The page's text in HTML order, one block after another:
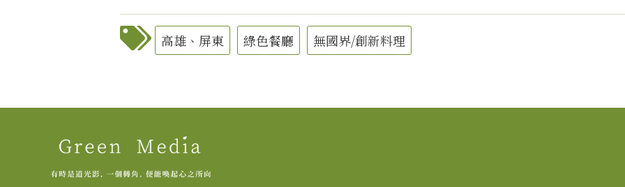
高雄、屏東 綠色餐廳 無國界/創新料理